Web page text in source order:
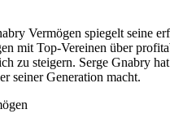
Vermögen spiegelt seine
mit Top-Vereinen über
zu steigern. Serge Gnabry
seiner Generation macht.